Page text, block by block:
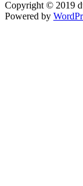
Copyright © 2019
Powered by